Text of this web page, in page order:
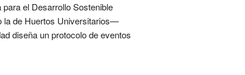
el Desarrollo Sostenible
la de Huertos Universitarios—
diseña un protocolo de eventos